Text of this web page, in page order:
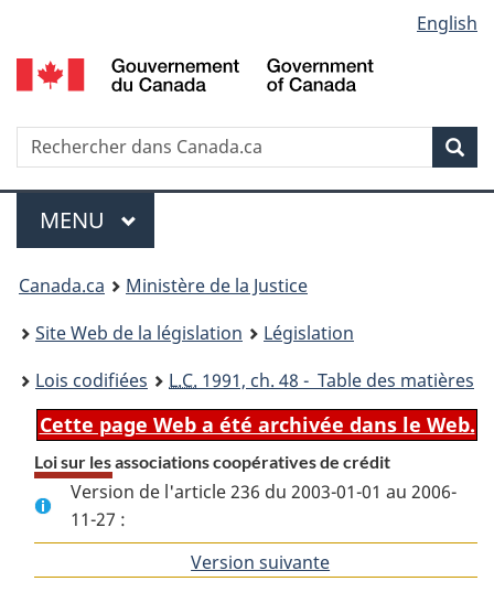
au
contenu
propos
de
la
HTML
simplifiée
selection
English
Recherche
Menu
MENU PRINCIPAL
You
are
here:
Canada.ca
Ministère de la Justice
Site Web de la législation
Législation
Lois codifiées
L.C. 1991, ch. 48 - Table des matières
Cette page Web a été archivée dans le Web.
Loi sur les associations coopératives de crédit
Version de l'article 236 du 2003-01-01 au 2006-
11-27 :
Version suivante